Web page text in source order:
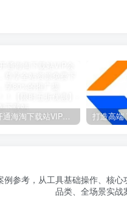
开通海淘下载站VIP会员，尊享全站资源免费下载，享80%的推广提成！！【限时五折优惠】
参考，从工具基础操作、核心
品类、全场景实战